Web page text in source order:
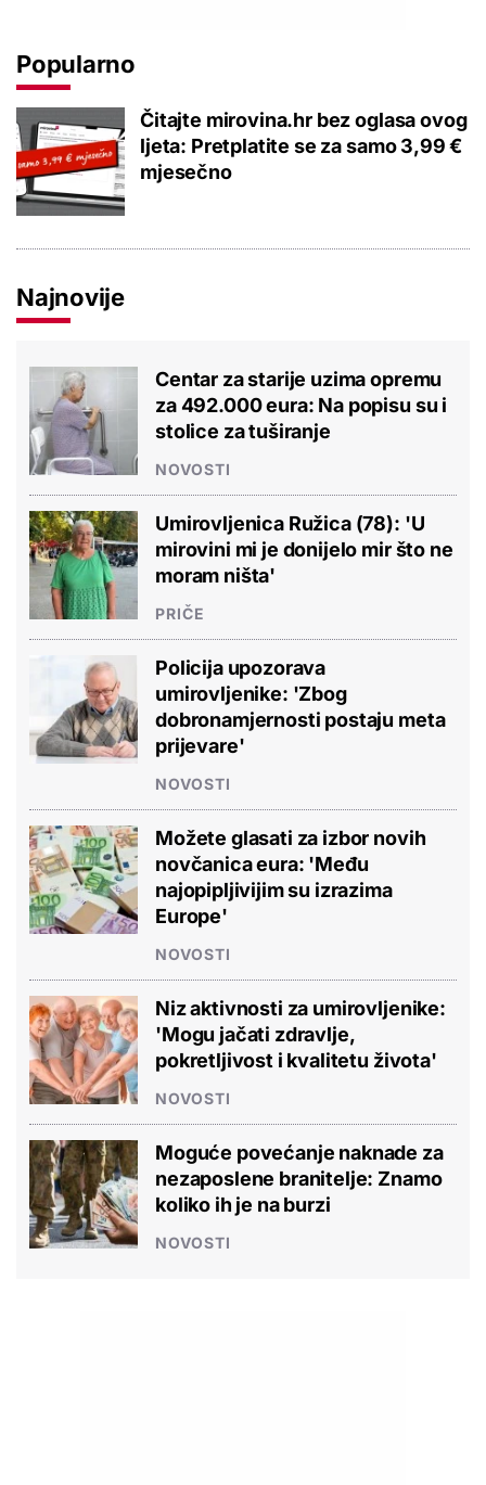
Popularno
Čitajte mirovina.hr bez oglasa ovog
ljeta: Pretplatite se za samo 3,99 €
mjesečno
Najnovije
Centar za starije uzima opremu
za 492.000 eura: Na popisu su i
stolice za tuširanje
NOVOSTI
Umirovljenica Ružica (78): 'U
mirovini mi je donijelo mir što ne
moram ništa'
PRIČE
Policija upozorava
umirovljenike: 'Zbog
dobronamjernosti postaju meta
prijevare'
NOVOSTI
Možete glasati za izbor novih
novčanica eura: 'Među
najopipljivijim su izrazima
Europe'
NOVOSTI
Niz aktivnosti za umirovljenike:
'Mogu jačati zdravlje,
pokretljivost i kvalitetu života'
NOVOSTI
Moguće povećanje naknade za
nezaposlene branitelje: Znamo
koliko ih je na burzi
NOVOSTI